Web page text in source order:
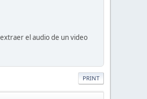
el audio de un video
PRINT